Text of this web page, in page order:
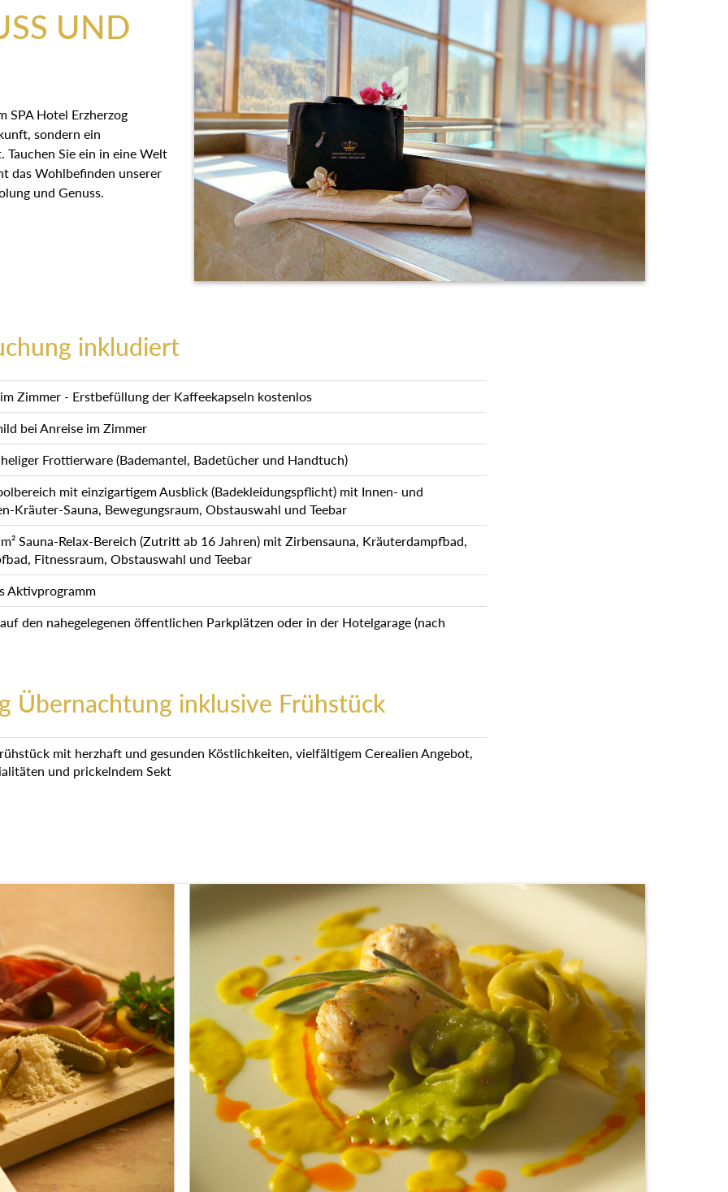
UND
SPA Hotel Erzherzog
sondern ein
Sie ein in eine Welt
das Wohlbefinden unserer
und Genuss.
inkludiert
Zimmer - Erstbefüllung der Kaffeekapseln kostenlos
bei Anreise im Zimmer
Frottierware (Bademantel, Badetücher und Handtuch)
mit einzigartigem Ausblick (Badekleidungspflicht) mit Innen- und
Kräuter-Sauna, Bewegungsraum, Obstauswahl und Teebar
Sauna-Relax-Bereich (Zutritt ab 16 Jahren) mit Zirbensauna, Kräuterdampfbad,
Fitnessraum, Obstauswahl und Teebar
Aktivprogramm
den nahegelegenen öffentlichen Parkplätzen oder in der Hotelgarage (nach
Übernachtung inklusive Frühstück
mit herzhaft und gesunden Köstlichkeiten, vielfältigem Cerealien Angebot,
und prickelndem Sekt